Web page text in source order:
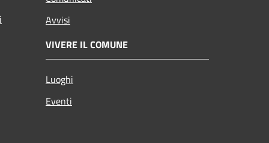
Avvisi
VIVERE IL COMUNE
Luoghi
Eventi